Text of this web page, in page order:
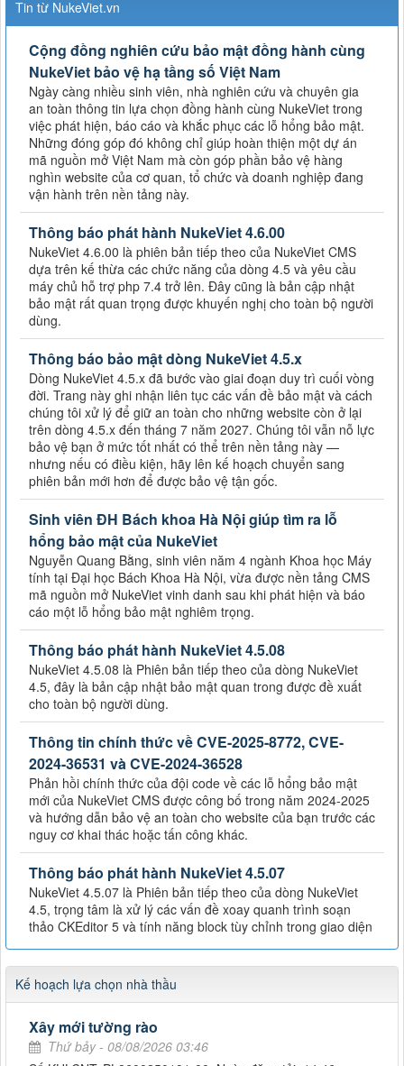
Tin từ NukeViet.vn
Cộng đồng nghiên cứu bảo mật đồng hành cùng
NukeViet bảo vệ hạ tầng số Việt Nam
Ngày càng nhiều sinh viên, nhà nghiên cứu và chuyên gia
an toàn thông tin lựa chọn đồng hành cùng NukeViet trong
việc phát hiện, báo cáo và khắc phục các lỗ hổng bảo mật.
Những đóng góp đó không chỉ giúp hoàn thiện một dự án
mã nguồn mở Việt Nam mà còn góp phần bảo vệ hàng
nghìn website của cơ quan, tổ chức và doanh nghiệp đang
vận hành trên nền tảng này.
Thông báo phát hành NukeViet 4.6.00
NukeViet 4.6.00 là phiên bản tiếp theo của NukeViet CMS
dựa trên kế thừa các chức năng của dòng 4.5 và yêu cầu
máy chủ hỗ trợ php 7.4 trở lên. Đây cũng là bản cập nhật
bảo mật rất quan trọng được khuyến nghị cho toàn bộ người
dùng.
Thông báo bảo mật dòng NukeViet 4.5.x
Dòng NukeViet 4.5.x đã bước vào giai đoạn duy trì cuối vòng
đời. Trang này ghi nhận liên tục các vấn đề bảo mật và cách
chúng tôi xử lý để giữ an toàn cho những website còn ở lại
trên dòng 4.5.x đến tháng 7 năm 2027. Chúng tôi vẫn nỗ lực
bảo vệ bạn ở mức tốt nhất có thể trên nền tảng này —
nhưng nếu có điều kiện, hãy lên kế hoạch chuyển sang
phiên bản mới hơn để được bảo vệ tận gốc.
Sinh viên ĐH Bách khoa Hà Nội giúp tìm ra lỗ
hổng bảo mật của NukeViet
Nguyễn Quang Bằng, sinh viên năm 4 ngành Khoa học Máy
tính tại Đại học Bách Khoa Hà Nội, vừa được nền tảng CMS
mã nguồn mở NukeViet vinh danh sau khi phát hiện và báo
cáo một lỗ hổng bảo mật nghiêm trọng.
Thông báo phát hành NukeViet 4.5.08
NukeViet 4.5.08 là Phiên bản tiếp theo của dòng NukeViet
4.5, đây là bản cập nhật bảo mật quan trong được đề xuất
cho toàn bộ người dùng.
Thông tin chính thức về CVE-2025-8772, CVE-
2024-36531 và CVE-2024-36528
Phản hồi chính thức của đội code về các lỗ hổng bảo mật
mới của NukeViet CMS được công bố trong năm 2024-2025
và hướng dẫn bảo vệ an toàn cho website của bạn trước các
nguy cơ khai thác hoặc tấn công khác.
Thông báo phát hành NukeViet 4.5.07
NukeViet 4.5.07 là Phiên bản tiếp theo của dòng NukeViet
4.5, trọng tâm là xử lý các vấn đề xoay quanh trình soạn
thảo CKEditor 5 và tính năng block tùy chỉnh trong giao diện
Kế hoạch lựa chọn nhà thầu
Xây mới tường rào
Thứ bảy - 08/08/2026 03:46